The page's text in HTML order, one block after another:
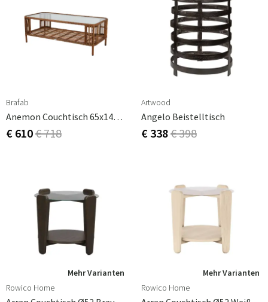
Brafab
Anemon Couchtisch 65x140 Natur/weiß
€ 610€ 718
Artwood
Angelo Beistelltisch
€ 338€ 398
Mehr Varianten
Rowico Home
Mehr Varianten
Rowico Home